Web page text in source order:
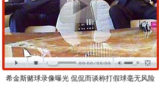
希金斯赌球录像曝光 侃侃而谈称打假球毫无风险